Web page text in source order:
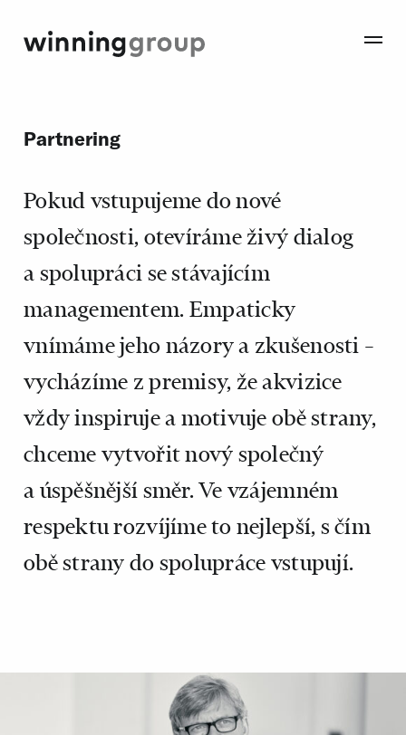
Partnering
Pokud vstupujeme do nové
společnosti, otevíráme živý dialog
a spolupráci se stávajícím
managementem. Empaticky
vnímáme jeho názory a zkušenosti –
vycházíme z premisy, že akvizice
vždy inspiruje a motivuje obě strany,
chceme vytvořit nový společný
a úspěšnější směr. Ve vzájemném
respektu rozvíjíme to nejlepší, s čím
obě strany do spolupráce vstupují.